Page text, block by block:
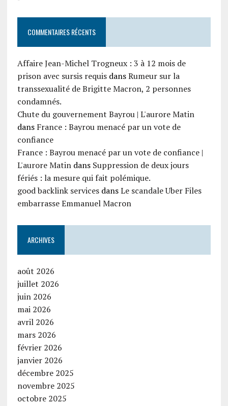
COMMENTAIRES RÉCENTS
Affaire Jean-Michel Trogneux : 3 à 12 mois de
prison avec sursis requisdansRumeur sur la
transsexualité de Brigitte Macron, 2 personnes
condamnés.
Chute du gouvernement Bayrou | L'aurore Matin
dans France : Bayrou menacé par un vote de
confiance
France : Bayrou menacé par un vote de confiance |
L'aurore Matindans Suppression de deux jours
fériés : la mesure qui fait polémique.
good backlink servicesdansLe scandale Uber Files
embarrasse Emmanuel Macron
ARCHIVES
août 2026
juillet 2026
juin 2026
mai 2026
avril 2026
mars 2026
février 2026
janvier 2026
décembre 2025
novembre 2025
octobre 2025